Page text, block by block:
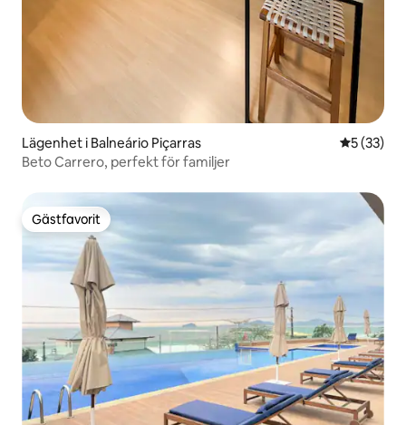
Lägenhet i Balneário Piçarras 5 av 5 i
5 (33)
Beto Carrero, perfekt för familjer
Gästfavorit
Gästfavorit